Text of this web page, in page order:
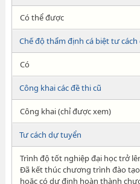
Có thể được
Chế độ thẩm định cá biệt tư
Có
Công khai các đề thi cũ
Công khai (chỉ được xem)
Tư cách dự tuyển
Trình độ tốt nghiệp đại học trở
Đã kết thúc chương trình đào
hoặc có dự định hoàn thành